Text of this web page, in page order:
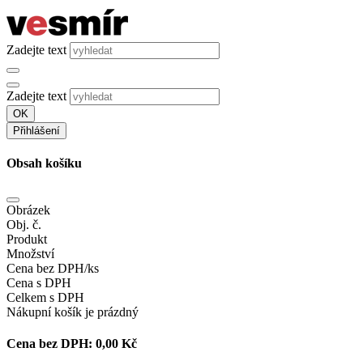
Zadejte text
Zadejte text
OK
Přihlášení
Obsah košíku
Obrázek
Obj. č.
Produkt
Množství
Cena bez DPH/ks
Cena s DPH
Celkem s DPH
Nákupní košík je prázdný
Cena bez DPH: 0,00 Kč